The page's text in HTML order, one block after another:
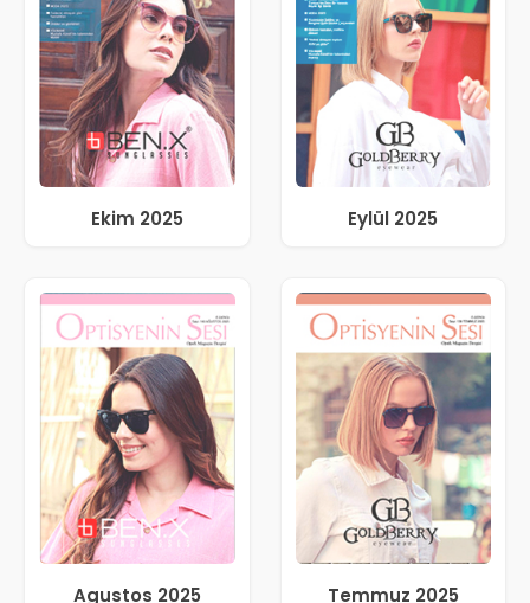
Ekim 2025 Eylül 2025
Agustos 2025 Temmuz 2025